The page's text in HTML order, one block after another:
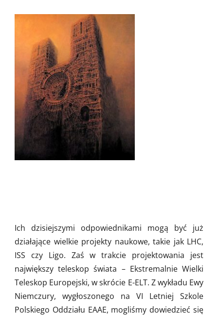
Ich dzisiejszymi odpowiednikami mogą być już
działające wielkie projekty naukowe, takie jak LHC,
ISS czy Ligo. Zaś w trakcie projektowania jest
największy teleskop świata – Ekstremalnie Wielki
Teleskop Europejski, w skrócie E-ELT. Z wykładu Ewy
Niemczury, wygłoszonego na VI Letniej Szkole
Polskiego Oddziału EAAE, mogliśmy dowiedzieć się